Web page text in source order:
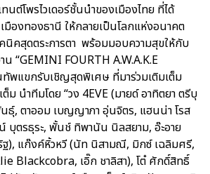
นต์โพรไวเดอร์ชั้นนำของเมืองไทย ที่ได้
มืองทองธานี ให้กลายเป็นโลกแห่งอนาคต
นิคสุดตระการตา พร้อมมอบความสุขให้กับ
“GEMINI FOURTH A.W.A.K.E
พแขกรับเชิญสุดพิเศษ ที่มาร่วมเติมเต็ม
ม นำทีมโดย “วง 4EVE (มายด์ อาทิตยา ตรีบุ
ธุ์, ตาออม เบญญาภา อุ่นจิตร, แฮนน่า โรส
บุตรธุระ, พั้นช์ ทิพานัน นิลสยาม, อ๊ะอาย
ฐ), แก๊งค์หิ้วหวี (นัท นิสามณี, มิกซ์ เฉลิมศรี,
Blackcobra, เอิ๊ก ชาลิสา), โต๋ ศักดิ์สิทธิ์